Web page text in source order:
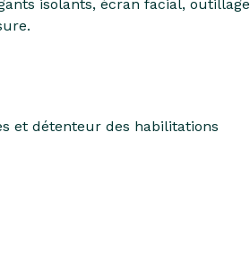
isolants, écran facial, outillage
et détenteur des habilitations